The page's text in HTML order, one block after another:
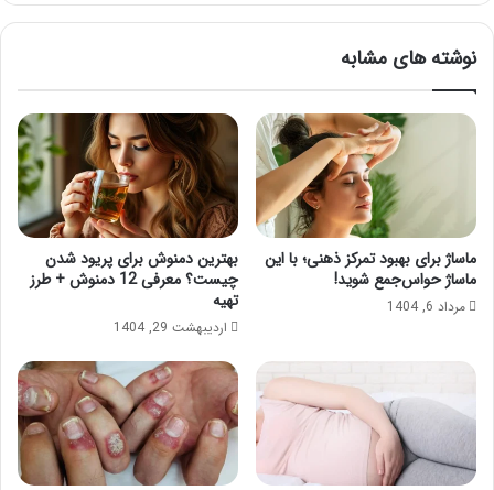
سیاه
نوشته های مشابه
ماساژ برای بهبود تمرکز ذهنی؛ با این
ماساژ حواس‌جمع شوید!
مرداد 6, 1404
بهترین دمنوش برای پریود شدن
چیست؟ معرفی 12 دمنوش + طرز
تهیه
اردیبهشت 29, 1404